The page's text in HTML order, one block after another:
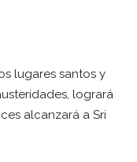
lugares santos y
logrará
alcanzará a Sri